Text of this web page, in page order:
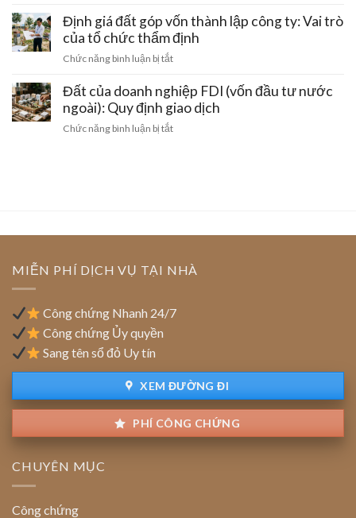
đất
doanh
nghiệp:
Tính
pháp
quyền
sử
sang
công
ty
mới
nghiệp
cho
thuê
lại
trong
khu
Định giá đất góp vốn thành lập công ty: Vai trò
của tổ chức thẩm định
Chức năng bình luận bị tắtở
giá
đất
vốn
của
chức
Đất của doanh nghiệp FDI (vốn đầu tư nước
ngoài): Quy định giao dịch
Chức năng bình luận bị tắtở
đầu
nước
ngoài):
định
MIỄN PHÍ DỊCH VỤ TẠI NHÀ
Công chứng Nhanh 24/7
Công chứng Ủy quyền
Sang tên sổ đỏ Uy tín
XEM ĐƯỜNG ĐI
PHÍ CÔNG CHỨNG
CHUYÊN MỤC
Công chứng